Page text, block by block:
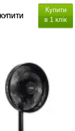
КУПИТИ
Купити
в 1 клік